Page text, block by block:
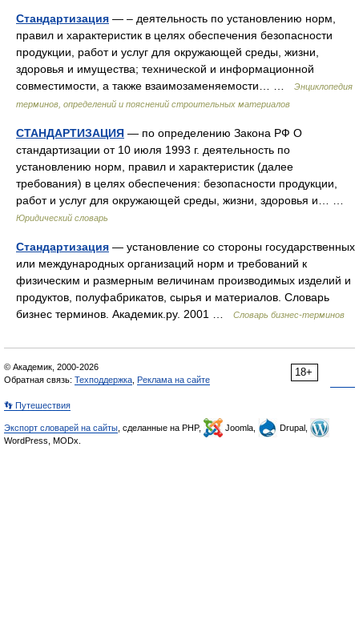
Стандартизация — – деятельность по установлению норм,
правил и характеристик в целях обеспечения безопасности
продукции, работ и услуг для окружающей среды, жизни,
здоровья и имущества; технической и информационной
совместимости, а также взаимозаменяемости… …
Энциклопедия
терминов, определений и пояснений строительных материалов
СТАНДАРТИЗАЦИЯ — по определению Закона РФ О
стандартизации от 10 июля 1993 г. деятельность по
установлению норм, правил и характеристик (далее
требования) в целях обеспечения: безопасности продукции,
работ и услуг для окружающей среды, жизни, здоровья и… …
Юридический словарь
Стандартизация — установление со стороны государственных
или международных организаций норм и требований к
физическим и размерным величинам производимых изделий и
продуктов, полуфабрикатов, сырья и материалов. Словарь
бизнес терминов. Академик.ру. 2001 …
Словарь бизнес-терминов
18+
© Академик, 2000-2026
Обратная связь: Техподдержка Реклама на сайте
👣 Путешествия
Экспорт словарей на сайты , сделанные на PHP, Joomla,
Drupal,
WordPress, MODx.